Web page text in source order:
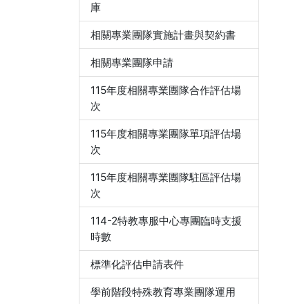
庫
相關專業團隊實施計畫與契約書
相關專業團隊申請
115年度相關專業團隊合作評估場
次
115年度相關專業團隊單項評估場
次
115年度相關專業團隊駐區評估場
次
114-2特教專服中心專團臨時支援
時數
標準化評估申請表件
學前階段特殊教育專業團隊運用